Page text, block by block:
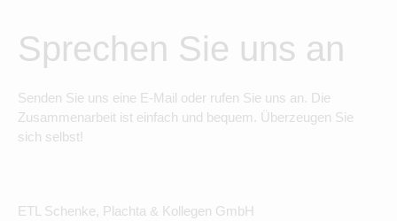
Sprechen Sie uns an
Senden Sie uns eine E-Mail oder rufen Sie uns an. Die
Zusammenarbeit ist einfach und bequem. Überzeugen Sie
sich selbst!
ETL Schenke, Plachta & Kollegen GmbH